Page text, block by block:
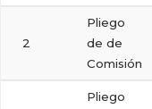
2
Pliego
de de
Comisión
Pliego